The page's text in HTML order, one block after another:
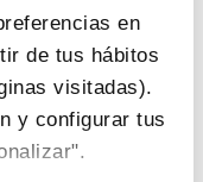
en
de tus hábitos
visitadas).
y configurar tus